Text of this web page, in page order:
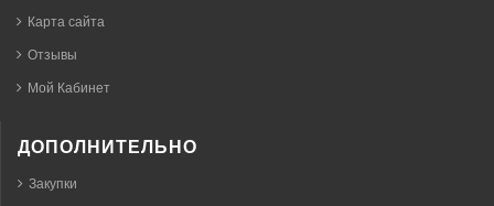
Карта сайта
Отзывы
Мой Кабинет
ДОПОЛНИТЕЛЬНО
Закупки